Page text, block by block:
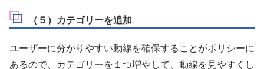
（５）カテゴリーを追加
ユーザーに分かりやすい動線を確保することがポリシーに
あるので、カテゴリーを１つ増やして、動線を見やすくし